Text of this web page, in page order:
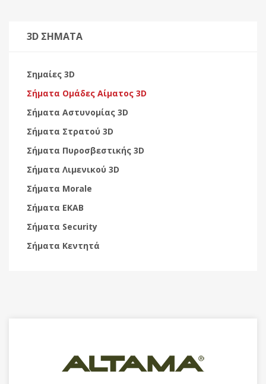
3D ΣΗΜΑΤΑ
Σημαίες 3D
Σήματα Ομάδες Αίματος 3D
Σήματα Αστυνομίας 3D
Σήματα Στρατού 3D
Σήματα Πυροσβεστικής 3D
Σήματα Λιμενικού 3D
Σήματα Morale
Σήματα EKAB
Σήματα Security
Σήματα Κεντητά